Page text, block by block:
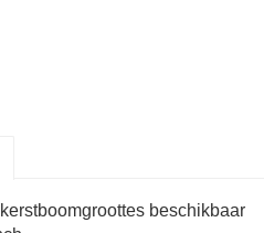
beschikbaar